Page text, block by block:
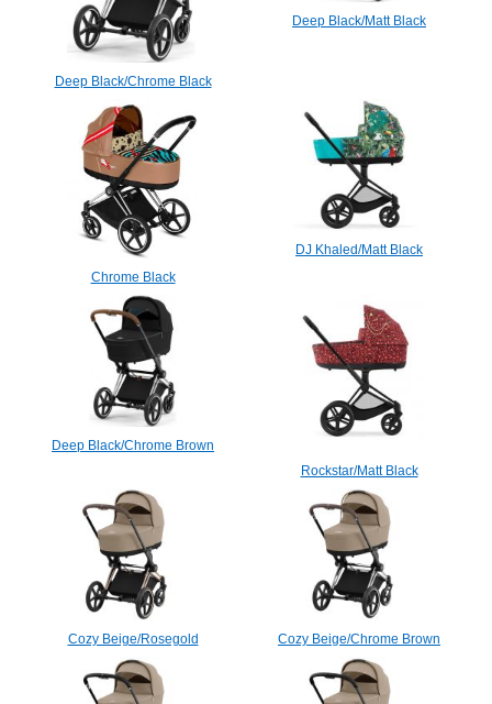
Deep Black/Chrome Black
Deep Black/Matt Black
Chrome Black
DJ Khaled/Matt Black
Deep Black/Chrome Brown
Rockstar/Matt Black
Cozy Beige/Rosegold Cozy Beige/Chrome Brown